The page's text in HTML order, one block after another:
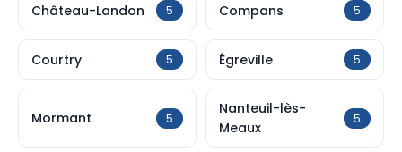
Château-Landon 5 Compans 5
Courtry 5 Égreville 5
Mormant 5
Nanteuil-lès-
Meaux
5